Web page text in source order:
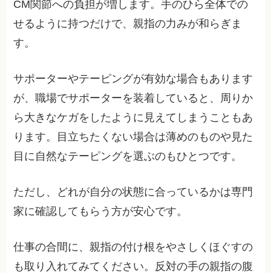
CM関節への負担が増します。手のひら全体での
せるように持つだけで、親指の力みが和らぎま
す。
サポーターやテーピングが有効な場合もあります
が、職場でサポーターを装着していると、周りか
ら大きなケガをしたように見えてしまうこともあ
ります。目立ちたくない場合は薄めのものや見た
目に自然なテーピングを選ぶのもひとつです。
ただし、どれが自分の状態に合っているかは専門
家に確認してもらう方が安心です。
仕事の合間に、親指の付け根をやさしくほぐすの
も取り入れてみてください。反対の手の親指の腹